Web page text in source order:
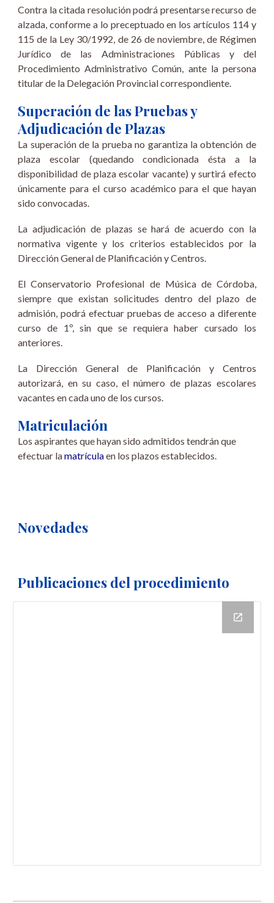
Contra la citada resolución podrá presentarse recurso de
alzada, conforme a lo preceptuado en los artículos 114 y
115 de la Ley 30/1992, de 26 de noviembre, de Régimen
Jurídico de las Administraciones Públicas y del
Procedimiento Administrativo Común, ante la persona
titular de la Delegación Provincial correspondiente.
Superación de las Pruebas y
Adjudicación de Plazas
La superación de la pruebano garantiza la obtención de
plaza escolar (quedando condicionada ésta a la
disponibilidad de plaza escolar vacante) y surtirá efecto
únicamente para el curso académico para el que hayan
sido convocadas.
La adjudicación de plazas se hará de acuerdo con la
normativa vigente y los criterios establecidos por la
Dirección General de Planificación y Centros.
El Conservatorio Profesional de Música de Córdoba,
siempre que existan solicitudes dentro del plazo de
admisión, podrá efectuar pruebas de acceso a diferente
curso de 1º, sin que se requiera haber cursado los
anteriores.
La Dirección General de Planificación y Centros
autorizará, en su caso, el número de plazas escolares
vacantes en cada uno de los cursos.
Matriculación
Los aspirantes que hayan sido admitidos tendrán que
efectuar lamatrículaen los plazos establecidos.
Novedades
Publicaciones del procedimiento